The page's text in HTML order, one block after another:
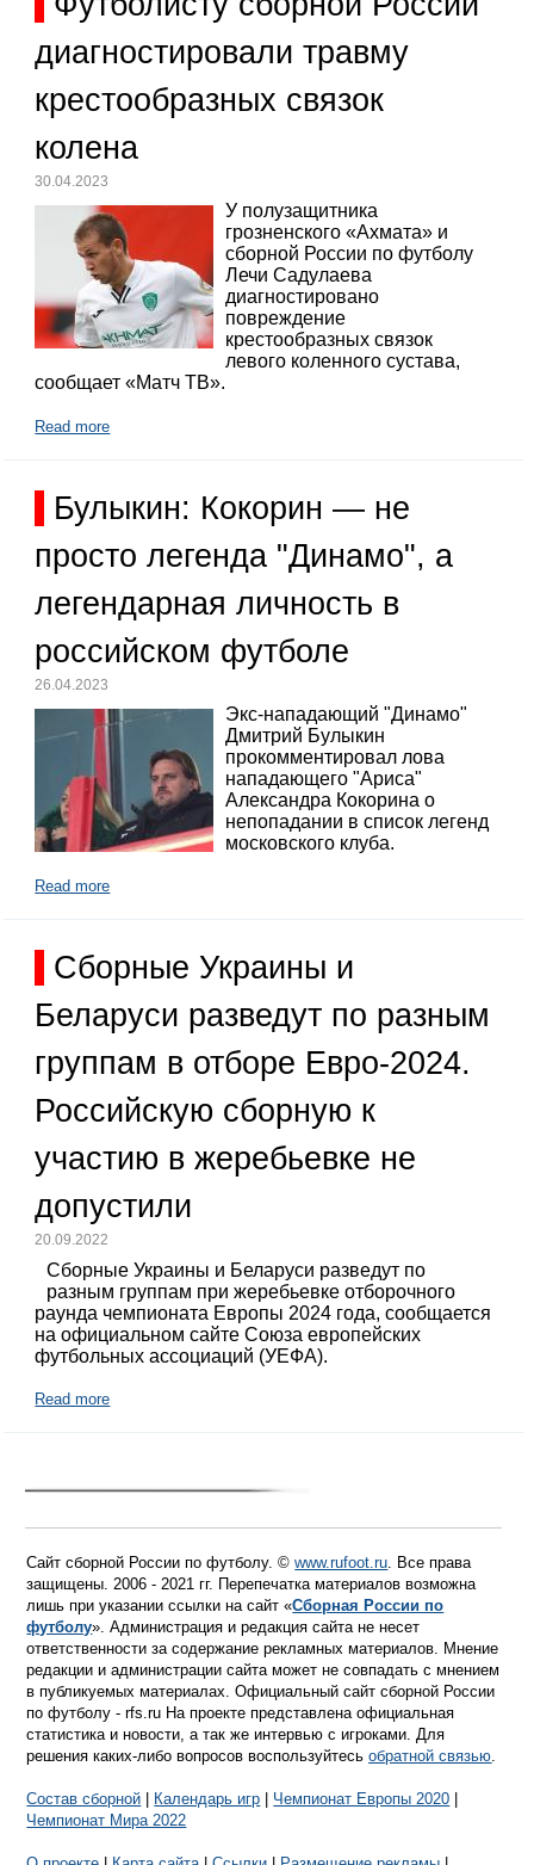
диагностировали травму
крестообразных связок
колена
30.04.2023
У полузащитника
грозненского «Ахмата» и
сборной России по футболу
Лечи Садулаева
диагностировано
повреждение
крестообразных связок
левого коленного сустава,
сообщает «Матч ТВ».
Read more
Булыкин: Кокорин — не
просто легенда "Динамо", а
легендарная личность в
российском футболе
26.04.2023
Экс-нападающий "Динамо"
Дмитрий Булыкин
прокомментировал лова
нападающего "Ариса"
Александра Кокорина о
непопадании в список легенд
московского клуба.
Read more
Сборные Украины и
Беларуси разведут по разным
группам в отборе Евро-2024.
Российскую сборную к
участию в жеребьевке не
допустили
20.09.2022
Сборные Украины и Беларуси разведут по
разным группам при жеребьевке отборочного
раунда чемпионата Европы 2024 года, сообщается
на официальном сайте Союза европейских
футбольных ассоциаций (УЕФА).
Read more
Сайт сборной России по футболу. ©www.rufoot.ru. Все права
защищены. 2006 - 2021 гг. Перепечатка материалов возможна
лишь при указании ссылки на сайт «Сборная России по
футболу». Администрация и редакция сайта не несет
ответственности за содержание рекламных материалов. Мнение
редакции и администрации сайта может не совпадать с мнением
в публикуемых материалах. Официальный сайт сборной России
по футболу - rfs.ru На проекте представлена официальная
статистика и новости, а так же интервью с игроками. Для
решения каких-либо вопросов воспользуйтесьобратной связью.
Состав сборной Календарь игр Чемпионат Европы 2020
Чемпионат Мира 2022